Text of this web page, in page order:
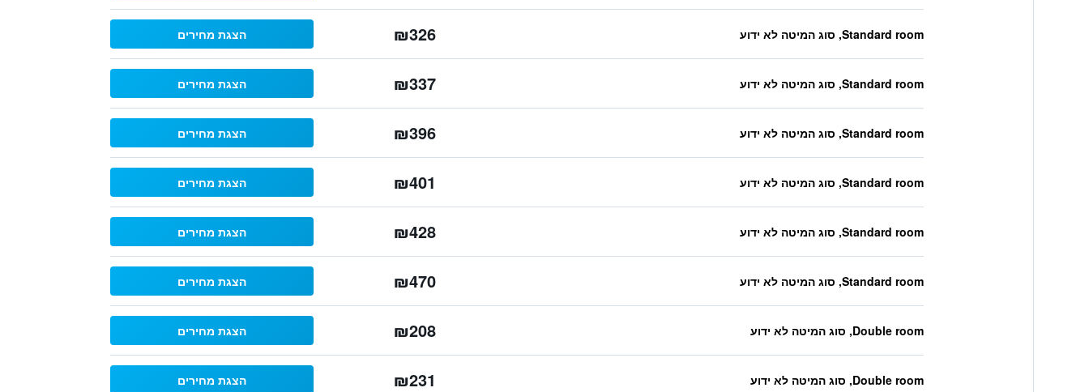
Standard room, סוג המיטה לא ידוע ₪326 הצגת מחירים
Standard room, סוג המיטה לא ידוע ₪337 הצגת מחירים
Standard room, סוג המיטה לא ידוע ₪396 הצגת מחירים
Standard room, סוג המיטה לא ידוע ₪401 הצגת מחירים
Standard room, סוג המיטה לא ידוע ₪428 הצגת מחירים
Standard room, סוג המיטה לא ידוע ₪470 הצגת מחירים
Double room, סוג המיטה לא ידוע ₪208 הצגת מחירים
Double room, סוג המיטה לא ידוע ₪231 הצגת מחירים